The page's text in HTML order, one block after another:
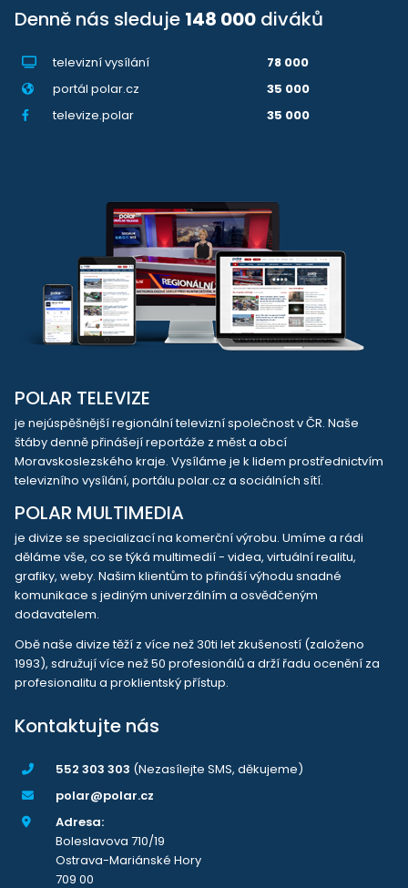
Denně nás sleduje 148 000 diváků
televizní vysílání
78 000
portál polar.cz
35 000
televize.polar
35 000
POLAR TELEVIZE
je nejúspěšnější regionální televizní společnost v ČR. Naše
štáby denně přinášejí reportáže z měst a obcí
Moravskoslezského kraje. Vysíláme je k lidem prostřednictvím
televizního vysílání, portálu polar.cz a sociálních sítí.
POLAR MULTIMEDIA
je divize se specializací na komerční výrobu. Umíme a rádi
děláme vše, co se týká multimedií - videa, virtuální realitu,
grafiky, weby. Našim klientům to přináší výhodu snadné
komunikace s jediným univerzálním a osvědčeným
dodavatelem.
Obě naše divize těží z více než 30ti let zkušeností (založeno
1993), sdružují více než 50 profesionálů a drží řadu ocenění za
profesionalitu a proklientský přístup.
Kontaktujte nás
552 303 303 (Nezasílejte SMS, děkujeme)
polar@polar.cz
Adresa:
Boleslavova 710/19
Ostrava-Mariánské Hory
709 00